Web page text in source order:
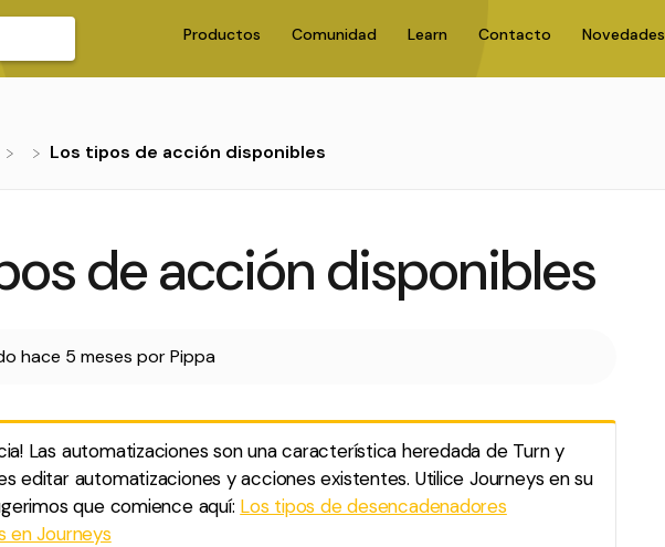
Productos Comunidad Learn Contacto Novedades
Los tipos de acción disponibles
de acción disponibles
hace 5 meses porPippa
Las automatizaciones son una característica heredada de Turn y
editar automatizaciones y acciones existentes. Utilice Journeys en su
que comience aquí: Los tipos de desencadenadores
en Journeys